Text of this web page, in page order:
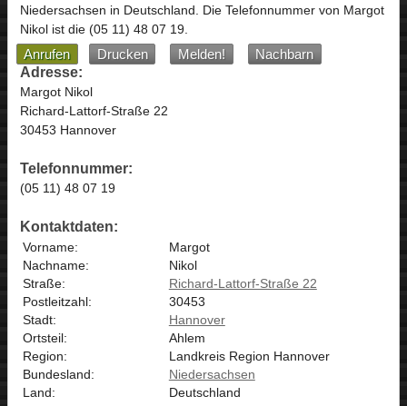
Niedersachsen in Deutschland. Die Telefonnummer von Margot
Nikol ist die (05 11) 48 07 19.
Anrufen Drucken Melden!
Nachbarn
Adresse:
Margot Nikol
Richard-Lattorf-Straße 22
30453 Hannover
Telefonnummer:
(05 11) 48 07 19
Kontaktdaten:
Vorname:
Margot
Nachname:
Nikol
Straße:
Richard-Lattorf-Straße 22
Postleitzahl:
30453
Stadt:
Hannover
Ortsteil:
Ahlem
Region:
Landkreis Region Hannover
Bundesland:
Niedersachsen
Land:
Deutschland